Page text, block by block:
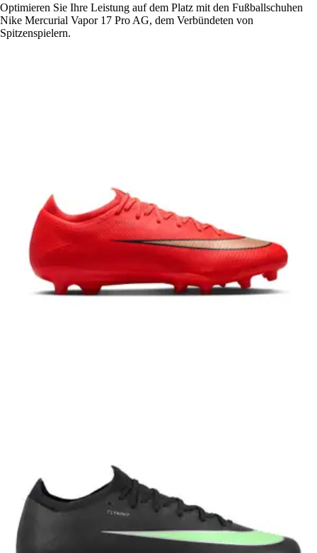
Optimieren Sie Ihre Leistung auf dem Platz mit den Fußballschuhen
Nike Mercurial Vapor 17 Pro AG, dem Verbündeten von
Spitzenspielern.